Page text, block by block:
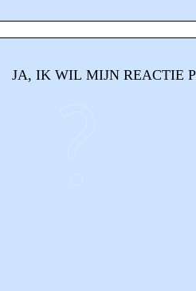
JA, IK WIL MIJN REACTIE